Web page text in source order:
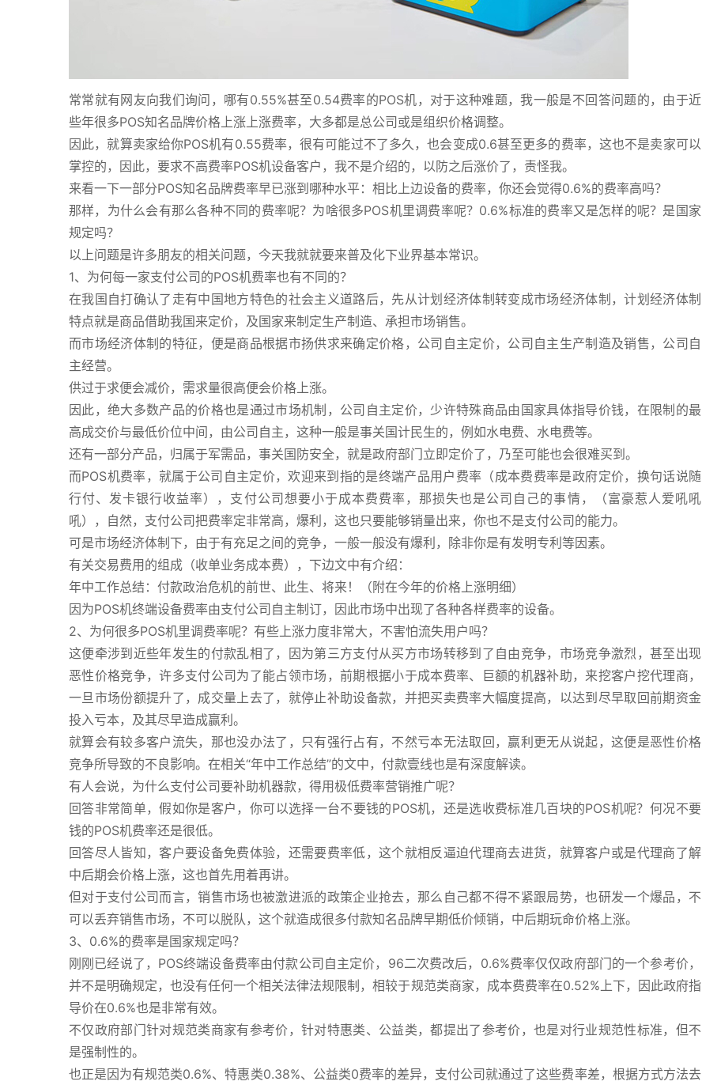
常常就有网友向我们询问，哪有0.55%甚至0.54费率的POS机，对于这种难题，我一般是不回答问题的，由于近
些年很多POS知名品牌价格上涨上涨费率，大多都是总公司或是组织价格调整。
因此，就算卖家给你POS机有0.55费率，很有可能过不了多久，也会变成0.6甚至更多的费率，这也不是卖家可以
掌控的，因此，要求不高费率POS机设备客户，我不是介绍的，以防之后涨价了，责怪我。
来看一下一部分POS知名品牌费率早已涨到哪种水平：相比上边设备的费率，你还会觉得0.6%的费率高吗？
那样，为什么会有那么各种不同的费率呢？为啥很多POS机里调费率呢？0.6%标准的费率又是怎样的呢？是国家
规定吗？
以上问题是许多朋友的相关问题，今天我就就要来普及化下业界基本常识。
1、为何每一家支付公司的POS机费率也有不同的？
在我国自打确认了走有中国地方特色的社会主义道路后，先从计划经济体制转变成市场经济体制，计划经济体制
特点就是商品借助我国来定价，及国家来制定生产制造、承担市场销售。
而市场经济体制的特征，便是商品根据市扬供求来确定价格，公司自主定价，公司自主生产制造及销售，公司自
主经营。
供过于求便会减价，需求量很高便会价格上涨。
因此，绝大多数产品的价格也是通过市场机制，公司自主定价，少许特殊商品由国家具体指导价钱，在限制的最
高成交价与最低价位中间，由公司自主，这种一般是事关国计民生的，例如水电费、水电费等。
还有一部分产品，归属于军需品，事关国防安全，就是政府部门立即定价了，乃至可能也会很难买到。
而POS机费率，就属于公司自主定价，欢迎来到指的是终端产品用户费率（成本费费率是政府定价，换句话说随
行付、发卡银行收益率），支付公司想要小于成本费费率，那损失也是公司自己的事情，（富豪惹人爱吼吼
吼），自然，支付公司把费率定非常高，爆利，这也只要能够销量出来，你也不是支付公司的能力。
可是市场经济体制下，由于有充足之间的竞争，一般一般没有爆利，除非你是有发明专利等因素。
有关交易费用的组成（收单业务成本费），下边文中有介绍：
年中工作总结：付款政治危机的前世、此生、将来！（附在今年的价格上涨明细）
因为POS机终端设备费率由支付公司自主制订，因此市场中出现了各种各样费率的设备。
2、为何很多POS机里调费率呢？有些上涨力度非常大，不害怕流失用户吗？
这便牵涉到近些年发生的付款乱相了，因为第三方支付从买方市场转移到了自由竞争，市场竞争激烈，甚至出现
恶性价格竞争，许多支付公司为了能占领市场，前期根据小于成本费率、巨额的机器补助，来挖客户挖代理商，
一旦市场份额提升了，成交量上去了，就停止补助设备款，并把买卖费率大幅度提高，以达到尽早取回前期资金
投入亏本，及其尽早造成赢利。
就算会有较多客户流失，那也没办法了，只有强行占有，不然亏本无法取回，赢利更无从说起，这便是恶性价格
竞争所导致的不良影响。在相关“年中工作总结”的文中，付款壹线也是有深度解读。
有人会说，为什么支付公司要补助机器款，得用极低费率营销推广呢？
回答非常简单，假如你是客户，你可以选择一台不要钱的POS机，还是选收费标准几百块的POS机呢？何况不要
钱的POS机费率还是很低。
回答尽人皆知，客户要设备免费体验，还需要费率低，这个就相反逼迫代理商去进货，就算客户或是代理商了解
中后期会价格上涨，这也首先用着再讲。
但对于支付公司而言，销售市场也被激进派的政策企业抢去，那么自己都不得不紧跟局势，也研发一个爆品，不
可以丢弃销售市场，不可以脱队，这个就造成很多付款知名品牌早期低价倾销，中后期玩命价格上涨。
3、0.6%的费率是国家规定吗？
刚刚已经说了，POS终端设备费率由付款公司自主定价，96二次费改后，0.6%费率仅仅政府部门的一个参考价，
并不是明确规定，也没有任何一个相关法律法规限制，相较于规范类商家，成本费费率在0.52%上下，因此政府指
导价在0.6%也是非常有效。
不仅政府部门针对规范类商家有参考价，针对特惠类、公益类，都提出了参考价，也是对行业规范性标准，但不
是强制性的。
也正是因为有规范类0.6%、特惠类0.38%、公益类0费率的差异，支付公司就通过了这些费率差，根据方式方法去